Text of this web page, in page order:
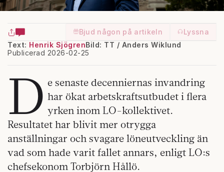
Bjud någon på artikeln
Lyssna
Text: Henrik Sjögren
Publicerad 2026-02-25
Bild: TT / Anders Wiklund
D e senaste decenniernas invandring
har ökat arbetskraftsutbudet i flera
yrken inom LO-kollektivet.
Resultatet har blivit mer otrygga
anställningar och svagare löneutveckling än
vad som hade varit fallet annars, enligt LO:s
chefsekonom Torbjörn Hållö.